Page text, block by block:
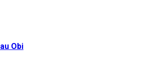
Obi